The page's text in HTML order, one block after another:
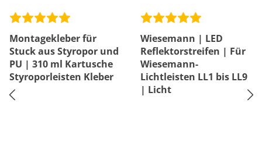
Montagekleber für
Stuck aus Styropor und
PU | 310 ml Kartusche
Styroporleisten Kleber
Wiesemann | LED
Reflektorstreifen | Für
Wiesemann-
Lichtleisten LL1 bis LL9
| Licht